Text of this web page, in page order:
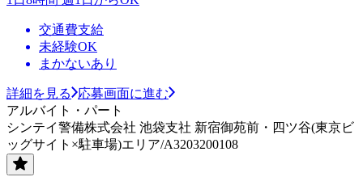
交通費支給
未経験OK
まかないあり
詳細を見る
応募画面に進む
アルバイト・パート
シンテイ警備株式会社 池袋支社 新宿御苑前・四ツ谷(東京ビ
ッグサイト×駐車場)エリア/A3203200108